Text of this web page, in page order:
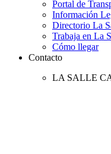
Portal de
Información
Directorio La
Trabaja en La
Cómo llegar
Contacto
LA SALLE